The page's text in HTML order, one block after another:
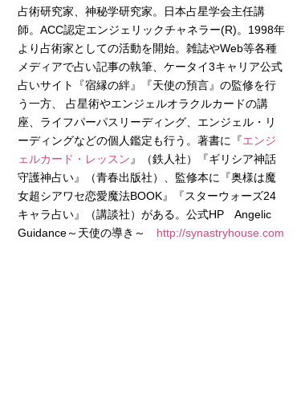
占術研究家、神秘学研究家。日本占星学会主任講
師。ACC認定エンジェリックチャネラー(R)。1998年
より占術家としての活動を開始。雑誌やWeb等各種
メディアで占い記事の執筆、ケータイ3キャリア公式
占いサイト『宿縁の絆』『天使の預言』の監修を行
う一方、 占星術やエンジェルオラクルカードの講
座、ライフパーパスリーディング、エンジェル・リ
ーディングなどの個人鑑定も行う。著書に『エンジ
ェルカード・レッスン 』（鉄人社）『ギリシア神話
守護神占い』（青春出版社）、監修本に『奥様は魔
女超シアワセ恋愛魔法BOOK』『スターウォーズ24
キャラ占い』（講談社）がある。公式HP Angelic
Guidance～天使の導き～ http://synastryhouse.com